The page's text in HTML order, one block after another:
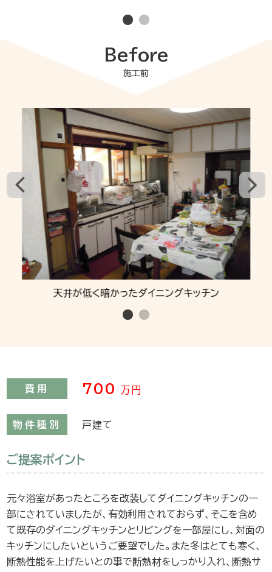
Before
施工前
天井が低く暗かったダイニングキッチン
費用 700万円
物件種別 戸建て
ご提案ポイント
元々浴室があったところを改装してダイニングキッチンの一
部にされていましたが、有効利用されておらず、そこを含め
て既存のダイニングキッチンとリビングを一部屋にし、対面の
キッチンにしたいというご要望でした。また冬はとても寒く、
断熱性能を上げたいとの事で断熱材をしっかり入れ、断熱サ